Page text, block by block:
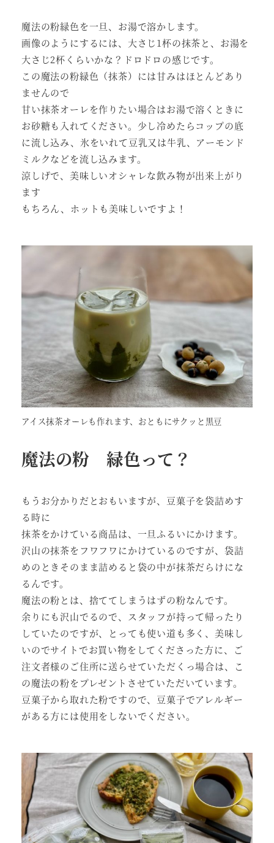
魔法の粉緑色を一旦、お湯で溶かします。
画像のようにするには、大さじ1杯の抹茶と、お湯を
大さじ2杯くらいかな？ドロドロの感じです。
この魔法の粉緑色（抹茶）には甘みはほとんどあり
ませんので
甘い抹茶オーレを作りたい場合はお湯で溶くときに
お砂糖も入れてください。少し冷めたらコップの底
に流し込み、氷をいれて豆乳又は牛乳、アーモンド
ミルクなどを流し込みます。
涼しげで、美味しいオシャレな飲み物が出来上がり
ます
もちろん、ホットも美味しいですよ！
アイス抹茶オーレも作れます、おともにサクッと黒豆
魔法の粉 緑色って？
もうお分かりだとおもいますが、豆菓子を袋詰めす
る時に
抹茶をかけている商品は、一旦ふるいにかけます。
沢山の抹茶をフワフワにかけているのですが、袋詰
めのときそのまま詰めると袋の中が抹茶だらけにな
るんです。
魔法の粉とは、捨ててしまうはずの粉なんです。
余りにも沢山でるので、スタッフが持って帰ったり
していたのですが、とっても使い道も多く、美味し
いのでサイトでお買い物をしてくださった方に、ご
注文者様のご住所に送らせていただくっ場合は、こ
の魔法の粉をプレゼントさせていただいています。
豆菓子から取れた粉ですので、豆菓子でアレルギー
がある方には使用をしないでください。